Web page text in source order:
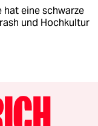
hat eine schwarze
und Hochkultur